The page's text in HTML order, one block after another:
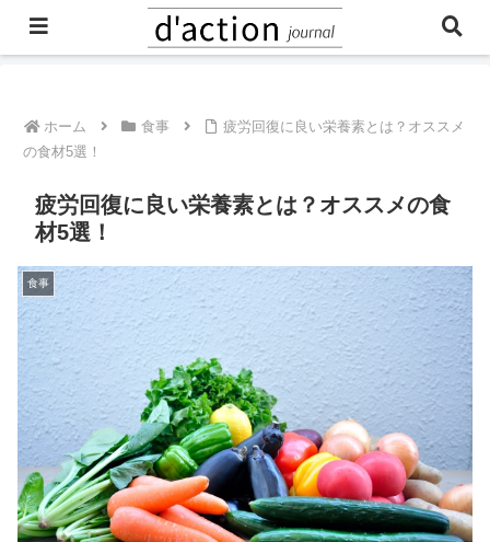
ご予約・お問合せはこちら
ホーム 食事
疲労回復に良い栄養素とは？オススメ
の食材5選！
疲労回復に良い栄養素とは？オススメの食
材5選！
食事